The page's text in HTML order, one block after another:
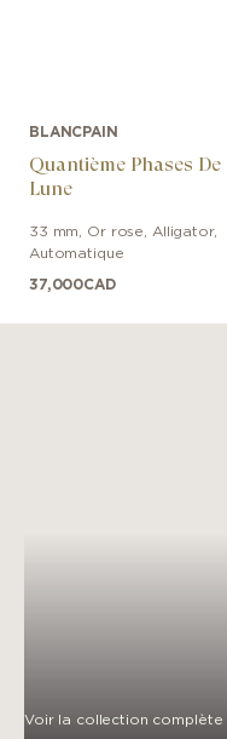
BLANCPAIN
Quantième Phases De
Lune
33 mm, Or rose, Alligator,
Automatique
37,000CAD
Voir la collection complète